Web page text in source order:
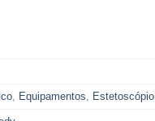
, Equipamentos, Estetoscópio